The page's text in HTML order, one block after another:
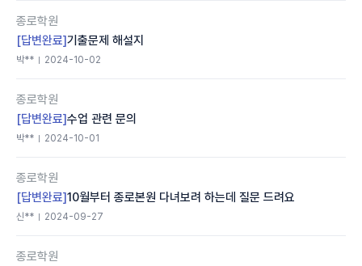
종로학원
[답변완료]기출문제 해설지
박** 2024-10-02
종로학원
[답변완료]수업 관련 문의
박** 2024-10-01
종로학원
[답변완료]10월부터 종로본원 다녀보려 하는데 질문 드려요
신** 2024-09-27
종로학원